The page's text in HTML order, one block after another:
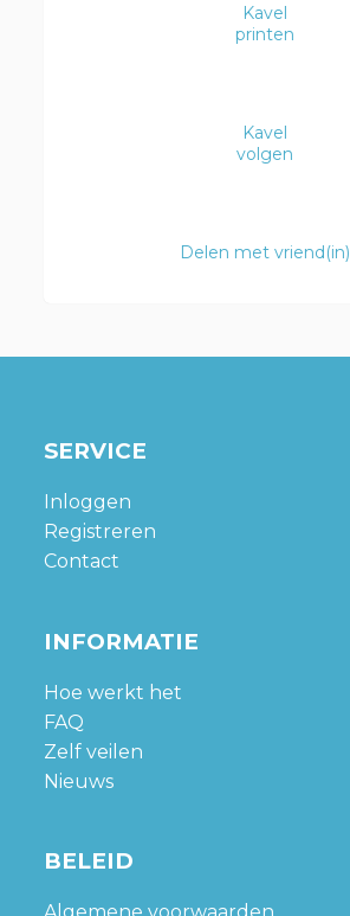
Kavel
printen
Kavel
volgen
Delen met vriend(in)
SERVICE
Inloggen
Registreren
Contact
INFORMATIE
Hoe werkt het
FAQ
Zelf veilen
Nieuws
BELEID